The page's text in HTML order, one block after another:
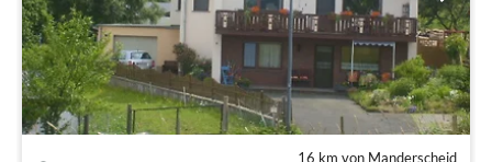
16 km von Manderscheid